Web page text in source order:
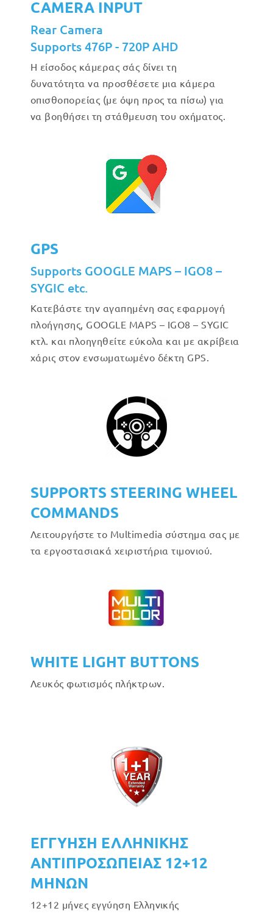
CAMERA INPUT
Rear Camera
Supports 476P - 720P AHD
Η είσοδος κάμερας σάς δίνει τη
δυνατότητα να προσθέσετε μια κάμερα
οπισθοπορείας (με όψη προς τα πίσω) για
να βοηθήσει τη στάθμευση του οχήματος.
GPS
Supports GOOGLE MAPS – IGO8 –
SYGIC etc.
Κατεβάστε την αγαπημένη σας εφαρμογή
πλοήγησης, GOOGLE MAPS – IGO8 – SYGIC
κτλ. και πλοηγηθείτε εύκολα και με ακρίβεια
χάρις στον ενσωματωμένο δέκτη GPS.
SUPPORTS STEERING WHEEL
COMMANDS
Λειτουργήστε το Multimedia σύστημα σας με
τα εργοστασιακά χειριστήρια τιμονιού.
WHITE LIGHT BUTTONS
Λευκός φωτισμός πλήκτρων.
ΕΓΓΥΗΣΗ ΕΛΛΗΝΙΚΗΣ
ΑΝΤΙΠΡΟΣΩΠΕΙΑΣ 12+12
ΜΗΝΩΝ
12+12 μήνες εγγύηση Ελληνικής